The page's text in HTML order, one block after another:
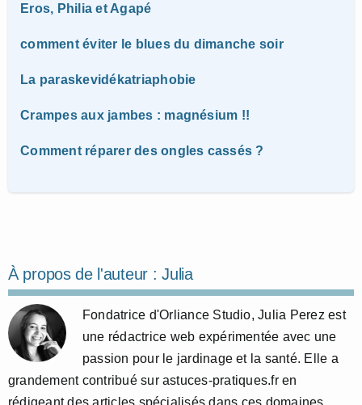
Eros, Philia et Agapé
comment éviter le blues du dimanche soir
La paraskevidékatriaphobie
Crampes aux jambes : magnésium !!
Comment réparer des ongles cassés ?
À propos de l'auteur :Julia
Fondatrice d'Orliance Studio, Julia Perez est
une rédactrice web expérimentée avec une
passion pour le jardinage et la santé. Elle a
grandement contribué sur astuces-pratiques.fr en